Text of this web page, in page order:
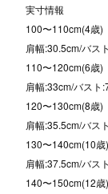
実寸情報
100〜110cm(4歳)
肩幅:30.5cm/バス
110〜120cm(6歳)
肩幅:33cm/バスト
120〜130cm(8歳)
肩幅:35.5cm/バス
130〜140cm(10歳)
肩幅:37.5cm/バス
140〜150cm(12歳)